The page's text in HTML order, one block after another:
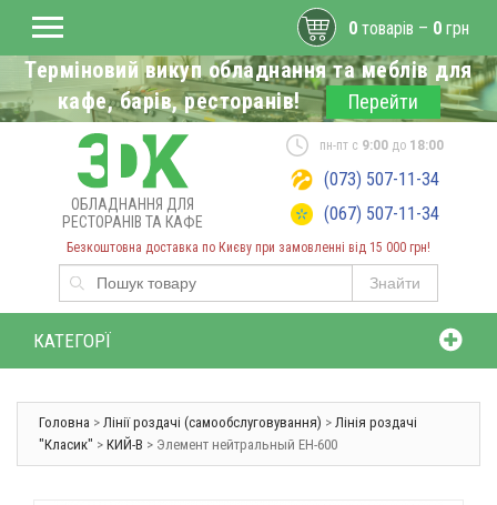
Терміновий викуп обладнання та меблів для
кафе, барів, ресторанів!
Перейти
ОБЛАДНАННЯ ДЛЯ
РЕСТОРАНІВ ТА КАФЕ
Безкоштовна доставка по Києву при замовленні від 15 000 грн!
Знайти
пн-пт с 9:00до 18:00
(073) 507-11-34
(067) 507-11-34
0 товарів – 0 грн
КАТЕГОРЇ
Головна > Лінії роздачі (самообслуговування) > Лінія роздачі
"Класик" > КИЙ-В > Элемент нейтральный ЕН-600